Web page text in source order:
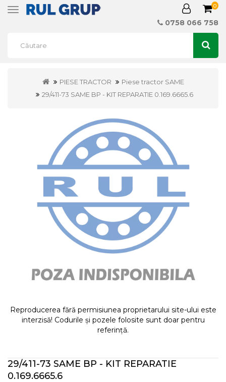
Toggle
0
0758 066 758
PIESE TRACTOR
Piese tractor SAME
29/411-73 SAME BP - KIT REPARATIE 0.169.6665.6
Reproducerea fără permisiunea proprietarului site-ului este
interzisă! Codurile și pozele folosite sunt doar pentru
referință.
29/411-73 SAME BP - KIT REPARATIE
0.169.6665.6